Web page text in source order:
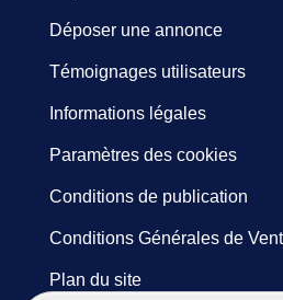
Déposer une annonce
Témoignages utilisateurs
Informations légales
Paramètres des cookies
Conditions de publication
Conditions Générales de
Plan du site